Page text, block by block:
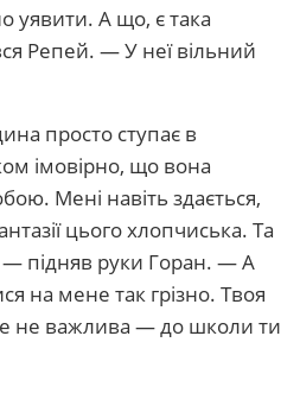
уявити. А що, є така
Репей. — У неї вільний
просто ступає в
імовірно, що вона
Мені навіть здається,
цього хлопчиська. Та
підняв руки Горан. — А
на мене так грізно. Твоя
не важлива — до школи ти